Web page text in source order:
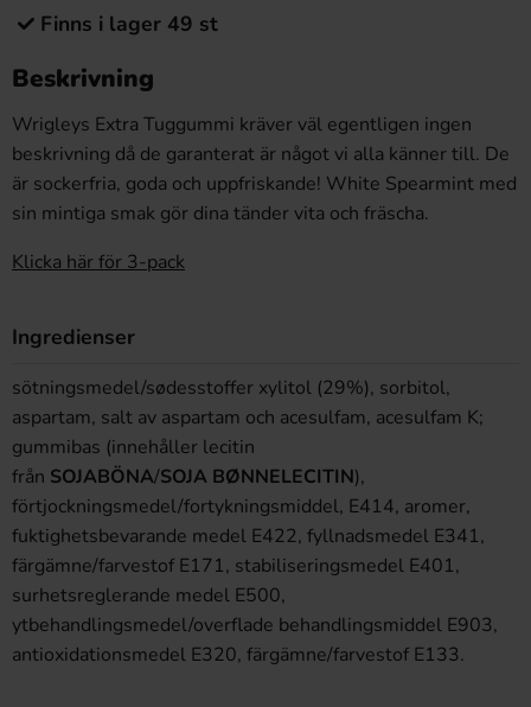
Finns i lager 49 st
Beskrivning
Wrigleys Extra Tuggummi kräver väl egentligen ingen
beskrivning då de garanterat är något vi alla känner till. De
är sockerfria, goda och uppfriskande! White Spearmint med
sin mintiga smak gör dina tänder vita och fräscha.
Klicka här för 3-pack
Ingredienser
sötningsmedel/sødesstoffer xylitol (29%), sorbitol,
aspartam, salt av aspartam och acesulfam, acesulfam K;
gummibas (innehåller lecitin
från SOJABÖNA/SOJA BØNNELECITIN),
förtjockningsmedel/fortykningsmiddel, E414, aromer,
fuktighetsbevarande medel E422, fyllnadsmedel E341,
färgämne/farvestof E171, stabiliseringsmedel E401,
surhetsreglerande medel E500,
ytbehandlingsmedel/overflade behandlingsmiddel E903,
antioxidationsmedel E320, färgämne/farvestof E133.